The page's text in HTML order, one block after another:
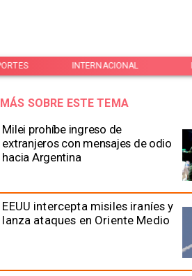
INTERNACIONAL
Milei prohíbe ingreso de
extranjeros con mensajes de odio
hacia Argentina
EEUU intercepta misiles iraníes y
lanza ataques en Oriente Medio
MÁS SOBRE ESTE TEMA